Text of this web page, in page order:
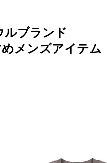
ルブランド
メンズアイテム